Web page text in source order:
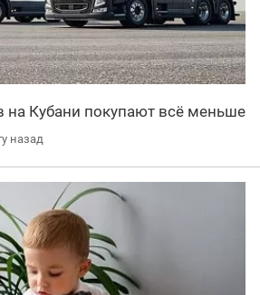
на Кубани покупают всё меньше
назад